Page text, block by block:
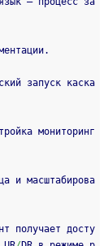
запуск каска
мониторинг
и масштабирова
получает досту